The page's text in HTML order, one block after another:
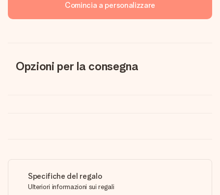
Comincia a personalizzare
Opzioni per la consegna
Specifiche del regalo
Ulteriori informazioni sui regali